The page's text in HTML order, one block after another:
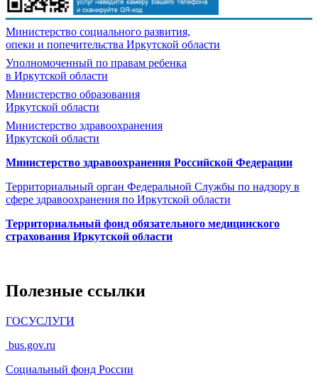
Министерство социального развития,
опеки и попечительства Иркутской области
Уполномоченный по правам ребенка
в Иркутской области
Министерство образования
Иркутской области
Министерство здравоохранения
Иркутской области
Министерство здравоохранения Росcийской Федерации
Территориальный орган Федеральной Службы по надзору в
сфере здравоохранения по Иркутской области
Территориальный фонд обязательного медицинского
страхования Иркутской области
Полезные ссылки
ГОСУСЛУГИ
bus.gov.ru
Социальный фонд России